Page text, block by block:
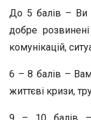
До 5 балів – Ви
добре
комунікацій,
6 – 8 балів –
життєві кризи,